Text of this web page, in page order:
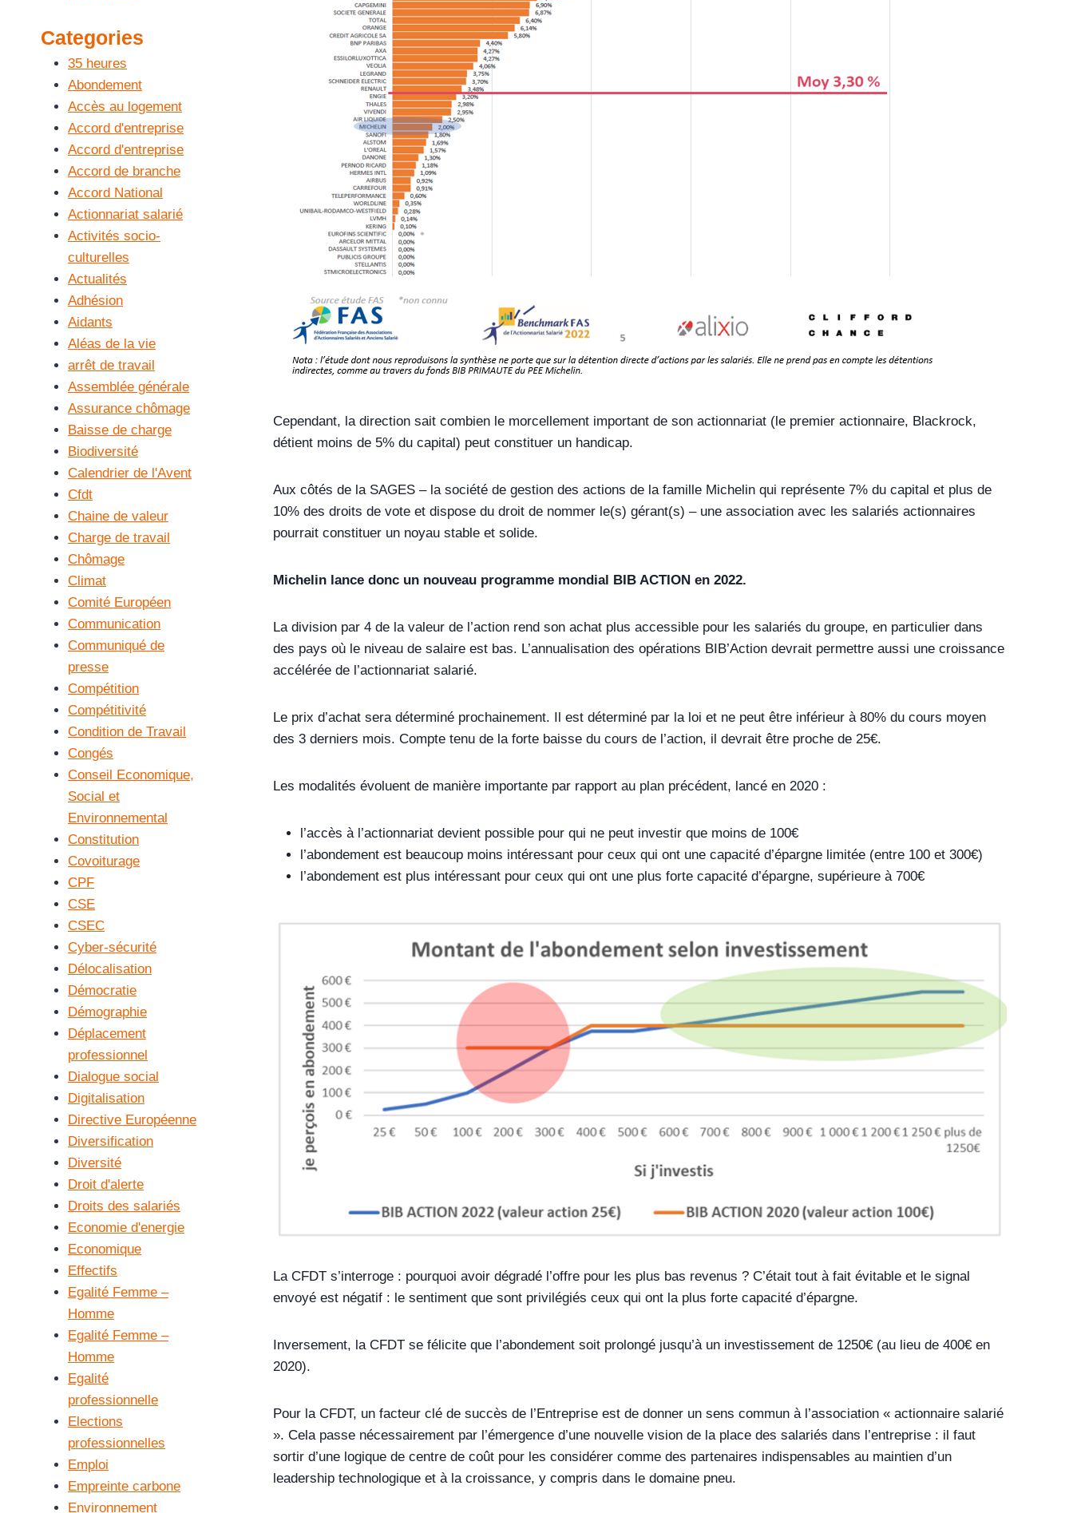
Cependant, la direction sait combien le morcellement important de son actionnariat (le premier actionnaire, Blackrock,
détient moins de 5% du capital) peut constituer un handicap.
Aux côtés de la SAGES – la société de gestion des actions de la famille Michelin qui représente 7% du capital et plus de
10% des droits de vote et dispose du droit de nommer le(s) gérant(s) – une association avec les salariés actionnaires
pourrait constituer un noyau stable et solide.
Michelin lance donc un nouveau programme mondial BIB ACTION en 2022.
La division par 4 de la valeur de l’action rend son achat plus accessible pour les salariés du groupe, en particulier dans
des pays où le niveau de salaire est bas. L’annualisation des opérations BIB’Action devrait permettre aussi une croissance
accélérée de l’actionnariat salarié.
Le prix d’achat sera déterminé prochainement. Il est déterminé par la loi et ne peut être inférieur à 80% du cours moyen
des 3 derniers mois. Compte tenu de la forte baisse du cours de l’action, il devrait être proche de 25€.
Les modalités évoluent de manière importante par rapport au plan précédent, lancé en 2020 :
l’accès à l’actionnariat devient possible pour qui ne peut investir que moins de 100€
l’abondement est beaucoup moins intéressant pour ceux qui ont une capacité d’épargne limitée (entre 100 et 300€)
l’abondement est plus intéressant pour ceux qui ont une plus forte capacité d’épargne, supérieure à 700€
La CFDT s’interroge : pourquoi avoir dégradé l’offre pour les plus bas revenus ? C’était tout à fait évitable et le signal
envoyé est négatif : le sentiment que sont privilégiés ceux qui ont la plus forte capacité d’épargne.
Inversement, la CFDT se félicite que l’abondement soit prolongé jusqu’à un investissement de 1250€ (au lieu de 400€ en
2020).
Pour la CFDT, un facteur clé de succès de l’Entreprise est de donner un sens commun à l’association « actionnaire salarié
». Cela passe nécessairement par l’émergence d’une nouvelle vision de la place des salariés dans l’entreprise : il faut
sortir d’une logique de centre de coût pour les considérer comme des partenaires indispensables au maintien d’un
leadership technologique et à la croissance, y compris dans le domaine pneu.
Categories
35 heures
Abondement
Accès au logement
Accord d'entreprise
Accord d'entreprise
Accord de branche
Accord National
Actionnariat salarié
Activités socio-
culturelles
Actualités
Adhésion
Aidants
Aléas de la vie
arrêt de travail
Assemblée générale
Assurance chômage
Baisse de charge
Biodiversité
Calendrier de l'Avent
Cfdt
Chaine de valeur
Charge de travail
Chômage
Climat
Comité Européen
Communication
Communiqué de
presse
Compétition
Compétitivité
Condition de Travail
Congés
Conseil Economique,
Social et
Environnemental
Constitution
Covoiturage
CPF
CSE
CSEC
Cyber-sécurité
Délocalisation
Démocratie
Démographie
Déplacement
professionnel
Dialogue social
Digitalisation
Directive Européenne
Diversification
Diversité
Droit d'alerte
Droits des salariés
Economie d'energie
Economique
Effectifs
Egalité Femme –
Homme
Egalité Femme –
Homme
Egalité
professionnelle
Elections
professionnelles
Emploi
Empreinte carbone
Environnement